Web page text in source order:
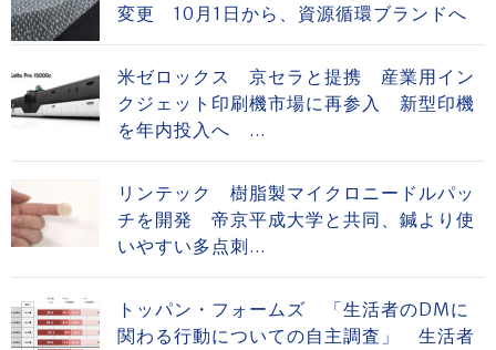
変更 10月1日から、資源循環ブランドへ
米ゼロックス 京セラと提携 産業用イン
クジェット印刷機市場に再参入 新型印機
を年内投入へ ...
リンテック 樹脂製マイクロニードルパッ
チを開発 帝京平成大学と共同、鍼より使
いやすい多点刺...
トッパン・フォームズ 「生活者のDMに
関わる行動についての自主調査」 生活者